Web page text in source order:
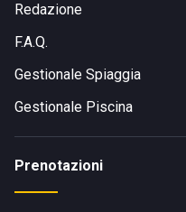
Redazione
F.A.Q.
Gestionale Spiaggia
Gestionale Piscina
Prenotazioni